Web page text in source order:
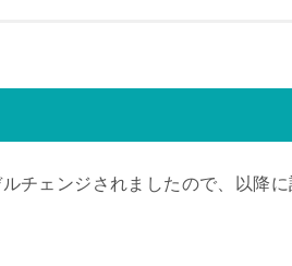
チェンジされましたので、以降